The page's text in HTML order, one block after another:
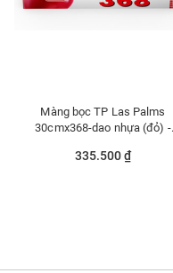
Màng bọc TP Las Palms
30cmx368-dao nhựa (đỏ) -
335.500 ₫